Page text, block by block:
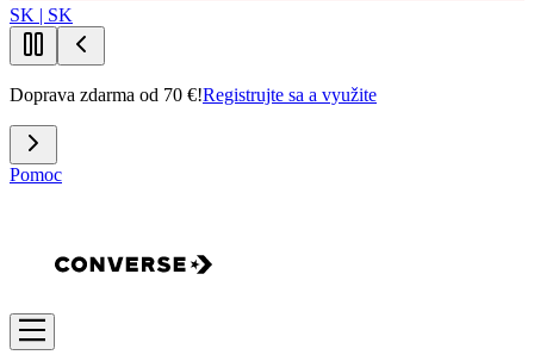
SK | SK
Doprava zdarma od 70 €!Registrujte sa a využite
Pomoc